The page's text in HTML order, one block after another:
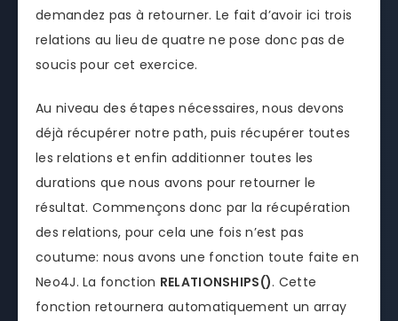
demandez pas à retourner. Le fait d’avoir ici trois
relations au lieu de quatre ne pose donc pas de
soucis pour cet exercice.
Au niveau des étapes nécessaires, nous devons
déjà récupérer notre path, puis récupérer toutes
les relations et enfin additionner toutes les
durations que nous avons pour retourner le
résultat. Commençons donc par la récupération
des relations, pour cela une fois n’est pas
coutume: nous avons une fonction toute faite en
Neo4J. La fonction RELATIONSHIPS(). Cette
fonction retournera automatiquement un array